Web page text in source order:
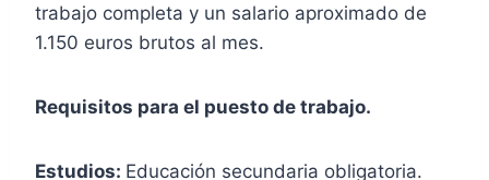
trabajo completa y un salario aproximado de
1.150 euros brutos al mes.
Requisitos para el puesto de trabajo.
Estudios: Educación secundaria obligatoria.